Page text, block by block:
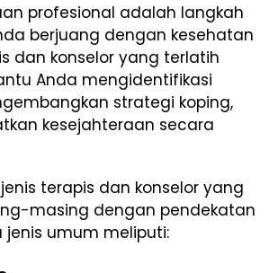
profesional adalah langkah
berjuang dengan kesehatan
dan konselor yang terlatih
Anda mengidentifikasi
strategi koping,
kesejahteraan secara
terapis dan konselor yang
masing dengan pendekatan
jenis umum meliputi: